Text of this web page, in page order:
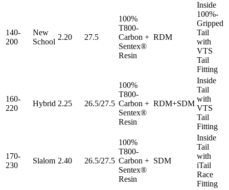
140-
200
New
School
2.20 27.5
100%
T800-
Carbon +
Sentex®
Resin
RDM
Inside
100%-
Gripped
Tail
with
VTS
Tail
Fitting
160-
220
Hybrid 2.25 26.5/27.5
100%
T800-
Carbon +
Sentex®
Resin
RDM+SDM
Inside
Tail
with
VTS
Tail
Fitting
170-
230
Slalom 2.40 26.5/27.5
100%
T800-
Carbon +
Sentex®
Resin
SDM
Inside
Tail
with
iTail
Race
Fitting